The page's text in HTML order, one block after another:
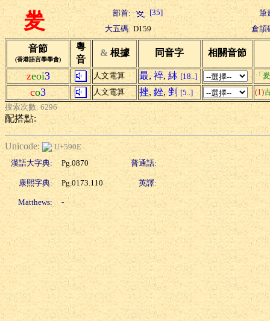
夎 部首: [35]
筆
大五碼: D159 倉頡
音節
(香港語言學學會)
粵
音
& 根據 同音字 相關音節
zeoi3 人文電算 最, 祽, 絊 [18..] 「
co3 人文電算 挫, 銼, 剉 [5..] (1)
搜索次數: 6296
配搭點:
Unicode:
U+590E
漢語大字典:
Pg.0870 普通話:
康熙字典: Pg.0173.110 英譯:
Matthews: -